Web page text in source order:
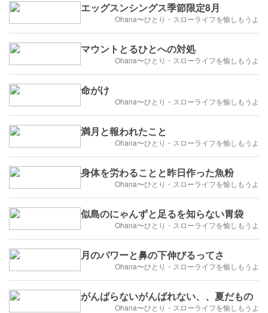
エッグスンシングス季節限定8月
Ohana〜ひとり・スローライフを愉しもうよ
マウントとるひとへの対処
Ohana〜ひとり・スローライフを愉しもうよ
命がけ
Ohana〜ひとり・スローライフを愉しもうよ
満月と報われたこと
Ohana〜ひとり・スローライフを愉しもうよ
身体を労わることと昨日作った魚粉
Ohana〜ひとり・スローライフを愉しもうよ
似島のにゃんずと足るを知らない胃袋
Ohana〜ひとり・スローライフを愉しもうよ
月のパワーと鼻の下伸びるってさ
Ohana〜ひとり・スローライフを愉しもうよ
がんばらないがんばれない、、夏だもの
Ohana〜ひとり・スローライフを愉しもうよ